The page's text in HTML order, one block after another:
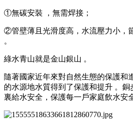
①無碳安裝 ，無需焊接；
②管壁薄且光滑度高 ，水流壓力小，
。
綠水青山就是金山銀山 。
隨著國家近年來對自然生態的保護和進
的水源地水質得到了保護和提升 。
裏給水安全，保護每一戶家庭飲水安全